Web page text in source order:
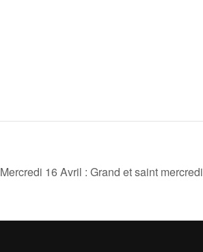
Mercredi 16 Avril : Grand et saint mercredi